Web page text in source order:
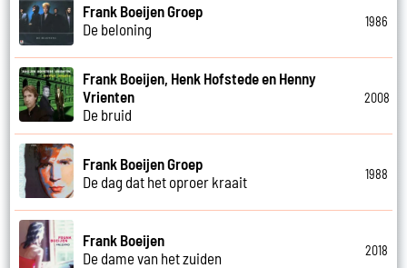
Frank Boeijen Groep
De beloning
1986
Frank Boeijen, Henk Hofstede en Henny
Vrienten
De bruid
2008
Frank Boeijen Groep
De dag dat het oproer kraait
1988
Frank Boeijen
De dame van het zuiden
2018